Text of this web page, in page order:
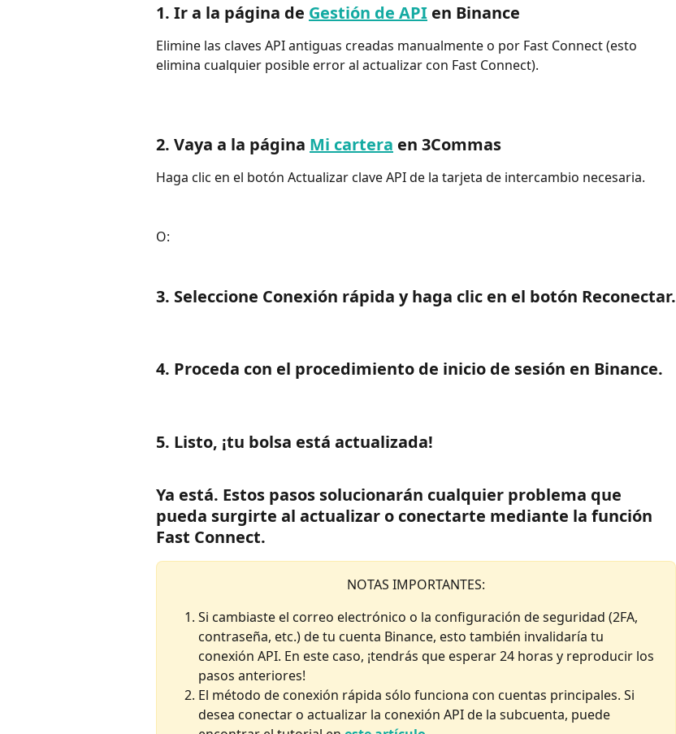
1. Ir a la página de Gestión de API en Binance
Elimine las claves API antiguas creadas manualmente o por Fast Connect (esto
elimina cualquier posible error al actualizar con Fast Connect).
2. Vaya a la página Mi cartera en 3Commas
Haga clic en el botón Actualizar clave API de la tarjeta de intercambio necesaria.
O:
3. Seleccione Conexión rápida y haga clic en el botón Reconectar.
4. Proceda con el procedimiento de inicio de sesión en Binance.
5. Listo, ¡tu bolsa está actualizada!
Ya está. Estos pasos solucionarán cualquier problema que
pueda surgirte al actualizar o conectarte mediante la función
Fast Connect.
NOTAS IMPORTANTES:
Si cambiaste el correo electrónico o la configuración de seguridad (2FA,
contraseña, etc.) de tu cuenta Binance, esto también invalidaría tu
conexión API. En este caso, ¡tendrás que esperar 24 horas y reproducir los
pasos anteriores!
El método de conexión rápida sólo funciona con cuentas principales. Si
desea conectar o actualizar la conexión API de la subcuenta, puede